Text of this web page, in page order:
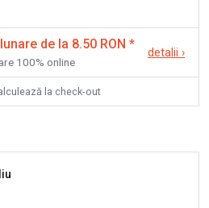
de la 8.50 RON *
100% online
detalii ›
la check-out